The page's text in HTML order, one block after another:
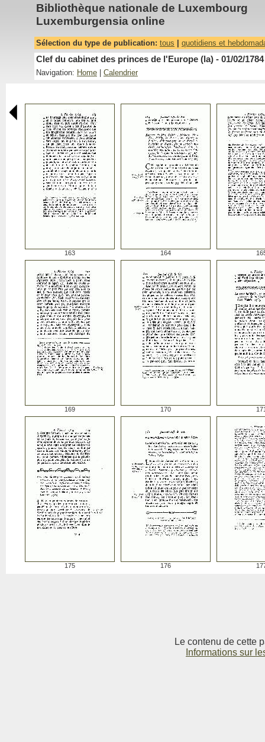
Bibliothèque nationale de Luxembourg
Luxemburgensia online
Sélection du type de publication: tous quotidiens et
Clef du cabinet des princes de l'Europe (la) - 01/02/1784
Navigation: Home Calendrier
163 164
169 170
175 176
Le contenu de cette
Informations sur